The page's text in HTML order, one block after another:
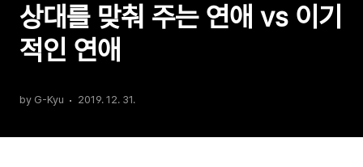
상대를 맞춰 주는 연애 vs 이기
적인 연애
by G-Kyu 2019. 12. 31.